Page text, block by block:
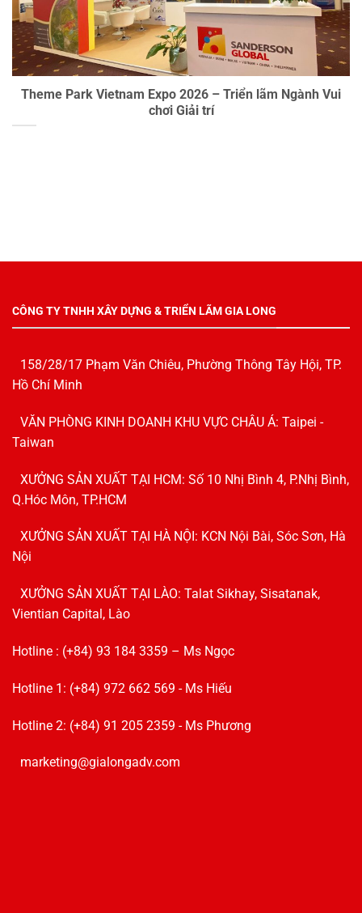
Theme Park Vietnam Expo 2026 – Triển lãm Ngành Vui
chơi Giải trí
CÔNG TY TNHH XÂY DỰNG & TRIỂN LÃM GIA LONG
158/28/17 Phạm Văn Chiêu, Phường Thông Tây Hội, TP.
Hồ Chí Minh
VĂN PHÒNG KINH DOANH KHU VỰC CHÂU Á: Taipei -
Taiwan
XƯỞNG SẢN XUẤT TẠI HCM: Số 10 Nhị Bình 4, P.Nhị Bình,
Q.Hóc Môn, TP.HCM
XƯỞNG SẢN XUẤT TẠI HÀ NỘI: KCN Nội Bài, Sóc Sơn, Hà
Nội
XƯỞNG SẢN XUẤT TẠI LÀO: Talat Sikhay, Sisatanak,
Vientian Capital, Lào
Hotline : (+84) 93 184 3359 – Ms Ngọc
Hotline 1: (+84) 972 662 569 - Ms Hiếu
Hotline 2: (+84) 91 205 2359 - Ms Phương
marketing@gialongadv.com